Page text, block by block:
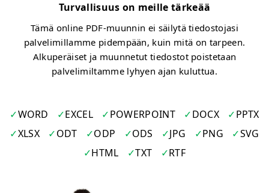
Turvallisuus on meille tärkeää
Tämä online PDF-muunnin ei säilytä tiedostojasi
palvelimillamme pidempään, kuin mitä on tarpeen.
Alkuperäiset ja muunnetut tiedostot poistetaan
palvelimiltamme lyhyen ajan kuluttua.
WORD EXCEL POWERPOINT DOCX
PPTX
XLSX
ODT ODP ODS JPG PNG
SVG
HTML
TXT RTF